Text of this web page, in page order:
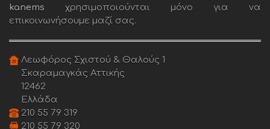
kanems χρησιμοποιούνται μόνο για να
επικοινωνήσουμε μαζί σας.
Λεωφόρος Σχιστού & Θαλούς 1
Σκαραμαγκάς Αττικής
12462
Ελλάδα
210 55 79 319
210 55 79 320